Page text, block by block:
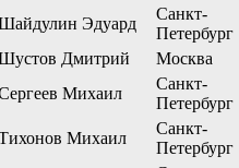
Эдуард
Санкт-
Петербург
Дмитрий
Москва
Михаил
Санкт-
Петербург
Михаил
Санкт-
Петербург